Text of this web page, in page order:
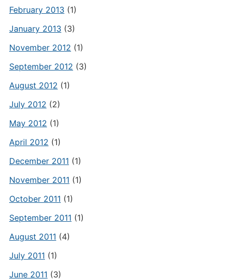
February 2013 (1)
January 2013 (3)
November 2012 (1)
September 2012 (3)
August 2012 (1)
July 2012 (2)
May 2012 (1)
April 2012 (1)
December 2011 (1)
November 2011 (1)
October 2011 (1)
September 2011 (1)
August 2011 (4)
July 2011 (1)
June 2011 (3)